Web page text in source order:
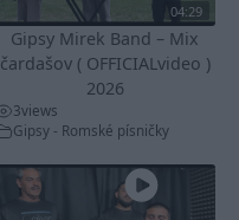
04:29
Gipsy Mirek Band – Mix
čardašov ( OFFICIALvideo )
2026
3views
Gipsy - Romské písničky